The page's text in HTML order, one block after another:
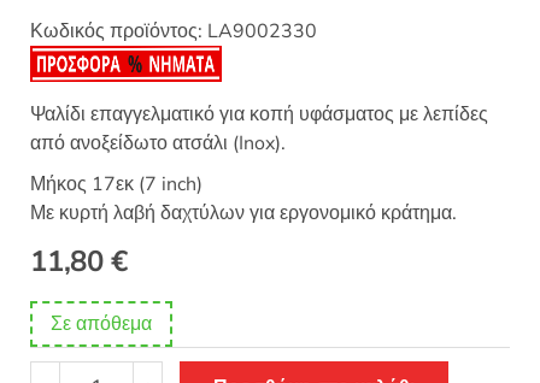
Κωδικός προϊόντος: LA9002330
Ψαλίδι επαγγελματικό για κοπή υφάσματος με λεπίδες
από ανοξείδωτο ατσάλι (Inox).
Μήκος 17εκ (7 inch)
Με κυρτή λαβή δαχτύλων για εργονομικό κράτημα.
11,80€
Σε απόθεμα
Ψαλίδι